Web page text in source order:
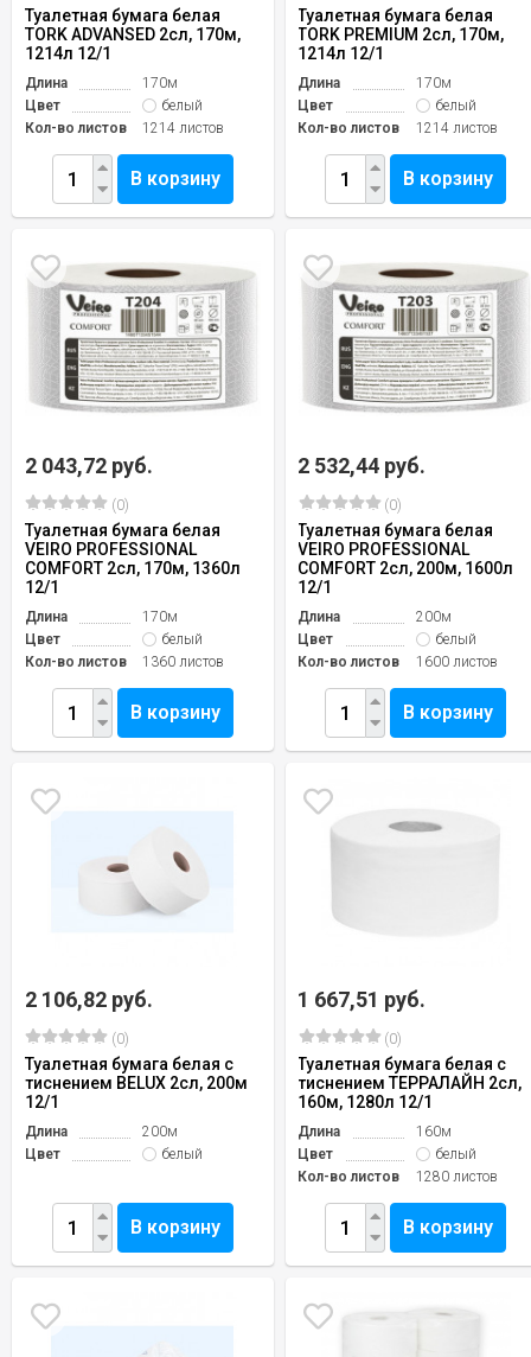
Туалетная бумага белая
TORK ADVANSED 2сл, 170м,
1214л 12/1
Длина
170м
Цвет
белый
Кол-во листов
1214 листов
В корзину
Туалетная бумага белая
TORK PREMIUM 2сл, 170м,
1214л 12/1
Длина
170м
Цвет
белый
Кол-во листов
1214 листов
В корзину
2 043,72 руб.
(0)
Туалетная бумага белая
VEIRO PROFESSIONAL
COMFORT 2сл, 170м, 1360л
12/1
Длина
170м
Цвет
белый
Кол-во листов
1360 листов
В корзину
2 532,44 руб.
(0)
Туалетная бумага белая
VEIRO PROFESSIONAL
COMFORT 2сл, 200м, 1600л
12/1
Длина
200м
Цвет
белый
Кол-во листов
1600 листов
В корзину
2 106,82 руб.
(0)
Туалетная бумага белая с
тиснением BELUX 2сл, 200м
12/1
Длина
200м
Цвет
белый
В корзину
1 667,51 руб.
(0)
Туалетная бумага белая с
тиснением ТЕРРАЛАЙН 2сл,
160м, 1280л 12/1
Длина
160м
Цвет
белый
Кол-во листов
1280 листов
В корзину